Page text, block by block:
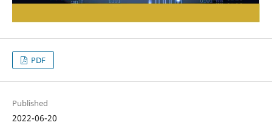
PDF
Published
2022-06-20